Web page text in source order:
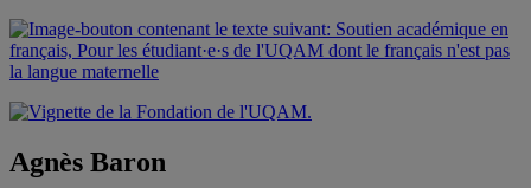
Agnès Baron